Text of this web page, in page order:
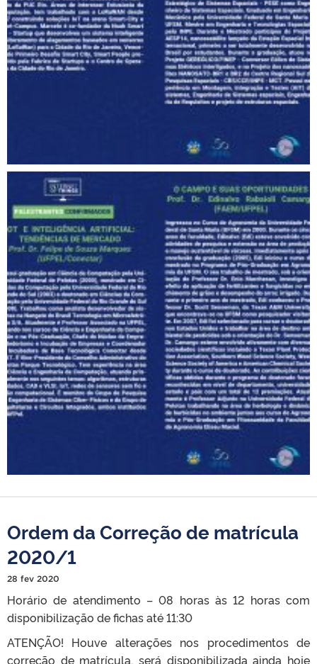
Ordem da Correção de matrícula
2020/1
28 fev 2020
Horário de atendimento – 08 horas às 12 horas com
disponibilização de fichas até 11:30
ATENÇÃO! Houve alterações nos procedimentos de
correção de matrícula, será disponibilizada ainda hoje